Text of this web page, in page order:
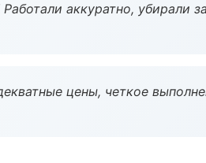
аккуратно, убирали
цены, четкое